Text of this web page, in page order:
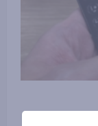
Jak